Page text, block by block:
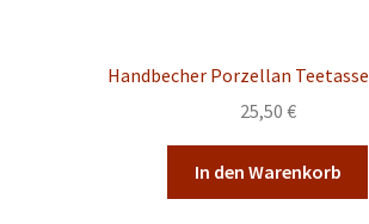
Handbecher Porzellan
25,50 €
In den Warenkorb